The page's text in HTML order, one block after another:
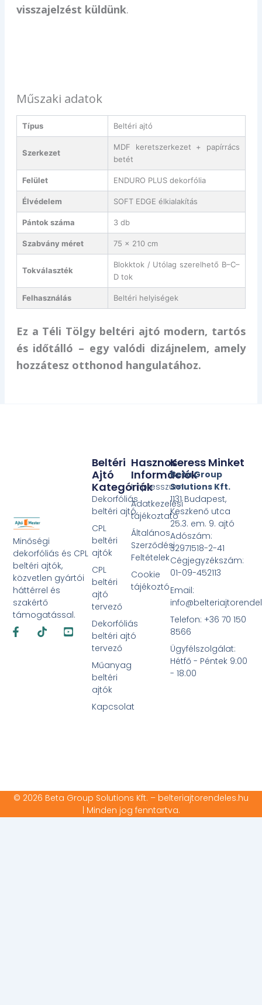
visszajelzést küldünk.
Műszaki adatok
Típus Beltéri ajtó
Szerkezet
MDF keretszerkezet + papírrács
betét
Felület ENDURO PLUS dekorfólia
Élvédelem SOFT EDGE élkialakítás
Pántok száma 3 db
Szabvány méret 75 × 210 cm
Tokválaszték
Blokktok / Utólag szerelhető B–C–
D tok
Felhasználás Beltéri helyiségek
Ez a Téli Tölgy beltéri ajtó modern, tartós
és időtálló – egy valódi dizájnelem, amely
hozzátesz otthonod hangulatához.
Minőségi
dekorfóliás és CPL
beltéri ajtók,
közvetlen gyártói
háttérrel és
szakértő
támogatással.
Facebook-
f
TiktokYoutube-
square
Hasznos
Információk
Impresszum
Adatkezelési
tájékoztató
Általános
Szerződési
Feltételek
Cookie
tájékoztó
Beltéri
Ajtó
Kategóriák
Dekorfóliás
beltéri ajtó
CPL
beltéri
ajtók
CPL
beltéri
ajtó
tervező
Dekorfóliás
beltéri ajtó
tervező
Műanyag
beltéri
ajtók
Kapcsolat
Keress Minket
Beta Group
Solutions Kft.
1131 Budapest,
Keszkenő utca
25.3. em. 9. ajtó
Adószám:
32971518-2-41
Cégjegyzékszám:
01-09-452113
Email:
Telefon: +36 70 150
8566
Ügyfélszolgálat:
Hétfő - Péntek 9:00
- 18:00
© 2026 Beta Group Solutions Kft. – belteriajtorendeles.hu
| Minden jog fenntartva.